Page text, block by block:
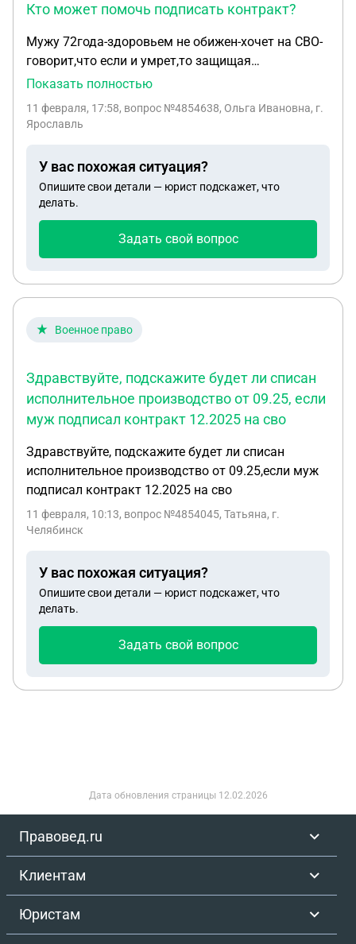
Кто может помочь подписать контракт?
Мужу 72года-здоровьем не обижен-хочет на СВО-
говорит,что если и умрет,то защищая
Родину.Опытный водитель со стажем-работает до
технике.Кто может помочь подписать контракт?
Показать полностью
11 февраля, 17:58, вопрос №4854638, Ольга Ивановна, г.
Ярославль
У вас похожая ситуация?
Опишите свои детали — юрист подскажет, что
делать.
Задать свой вопрос
Военное право
Здравствуйте, подскажите будет ли списан
исполнительное производство от 09.25, если
муж подписал контракт 12.2025 на сво
Здравствуйте, подскажите будет ли списан
исполнительное производство от 09.25,если муж
подписал контракт 12.2025 на сво
11 февраля, 10:13, вопрос №4854045, Татьяна, г.
Челябинск
У вас похожая ситуация?
Опишите свои детали — юрист подскажет, что
делать.
Задать свой вопрос
Дата обновления страницы 12.02.2026
Правовед.ru
Клиентам
Юристам